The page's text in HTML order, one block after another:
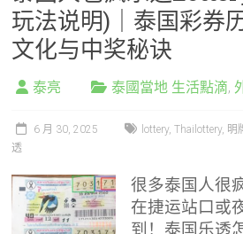
玩法说明)｜泰国彩券
文化与中奖秘诀
泰亮 泰國當地 生活點滴,
6 月 30, 2025 lottery,Thailottery, 明
透
很多泰国人很
在捷运站口或
到！泰国乐透